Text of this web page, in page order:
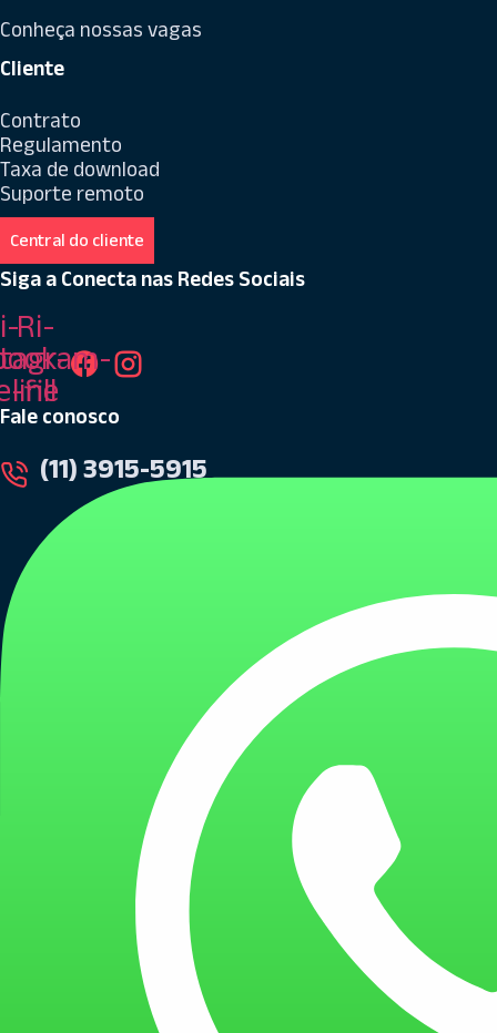
Conheça nossas vagas
Cliente
Contrato
Regulamento
Taxa de download
Suporte remoto
Central do cliente
Siga a Conecta nas Redes Sociais
fill
Ri-
line
Fale conosco
(11) 3915-5915